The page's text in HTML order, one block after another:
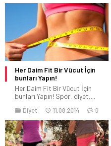
Her Daim Fit Bir Vücut İçin
bunları Yapın!
Her Daim Fit Bir Vücut İçin
bunları Yapın! Spor, diyet,...
Diyet 11.08.2014 0